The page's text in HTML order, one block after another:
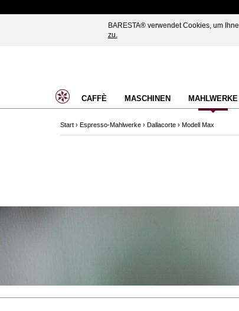
BARESTA® verwendet Cookies, um
zu.
CAFFÈ MASCHINEN MAHLWERKE
Start › Espresso-Mahlwerke › Dallacorte › Modell Max